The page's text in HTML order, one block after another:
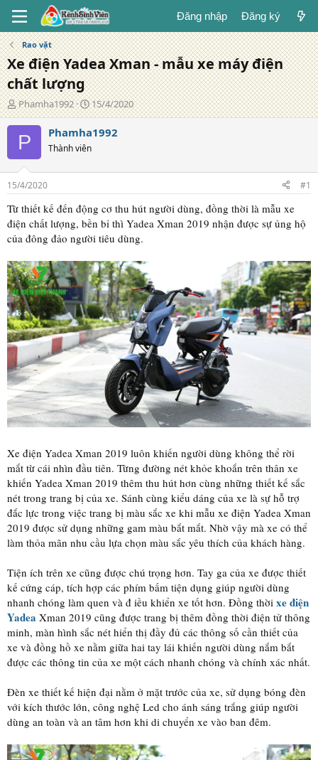
Đăng nhập Đăng ký
Rao vặt
Xe điện Yadea Xman - mẫu xe máy điện
chất lượng
T
á
c
g
ả
Phamha1992
N
g
à
đ
g
15/4/2020
P Phamha1992
Thành viên
15/4/2020 #1
Từ thiết kế đến động cơ thu hút người dùng, đồng thời là mẫu xe
điện chất lượng, bền bỉ thì Yadea Xman 2019 nhận được sự ủng hộ
của đông đảo người tiêu dùng.
Xe điện Yadea Xman 2019 luôn khiến người dùng không thể rời
mắt từ cái nhìn đầu tiên. Từng đường nét khỏe khoắn trên thân xe
khiến Yadea Xman 2019 thêm thu hút hơn cùng những thiết kế sắc
nét trong trang bị của xe. Sánh cùng kiểu dáng của xe là sự hỗ trợ
đắc lực trong việc trang bị màu sắc xe khi mẫu xe điện Yadea Xman
2019 được sử dụng những gam màu bắt mắt. Nhờ vậy mà xe có thể
làm thỏa mãn nhu cầu lựa chọn màu sắc yêu thích của khách hàng.
Tiện ích trên xe cũng được chú trọng hơn. Tay ga của xe được thiết
kế cứng cáp, tích hợp các phím bấm tiện dụng giúp người dùng
nhanh chóng làm quen và đ iều khiển xe tốt hơn. Đồng thời xe điện
Yadea Xman 2019 cũng được trang bị thêm đồng thời điện tử thông
minh, màn hình sắc nét hiển thị đầy đủ các thông số cần thiết của
xe và đồng hồ xe nằm giữa hai tay lái khiến người dùng nắm bắt
được các thông tin của xe một cách nhanh chóng và chính xác nhất.
Đèn xe thiết kế hiện đại nằm ở mặt trước của xe, sử dụng bóng đèn
với kích thước lớn, công nghệ Led cho ánh sáng trắng giúp người
dùng an toàn và an tâm hơn khi di chuyển xe vào ban đêm.